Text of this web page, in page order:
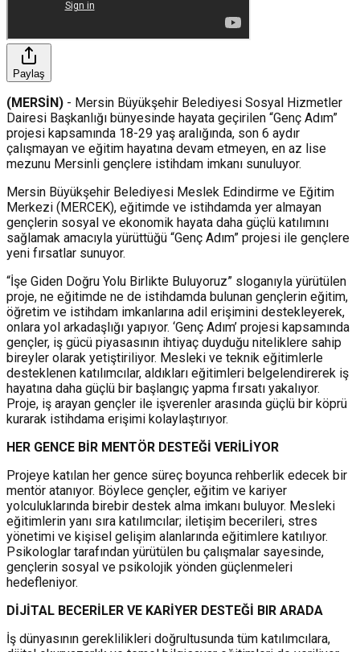
Paylaş
(MERSİN) - Mersin Büyükşehir Belediyesi Sosyal Hizmetler
Dairesi Başkanlığı bünyesinde hayata geçirilen “Genç Adım”
projesi kapsamında 18-29 yaş aralığında, son 6 aydır
çalışmayan ve eğitim hayatına devam etmeyen, en az lise
mezunu Mersinli gençlere istihdam imkanı sunuluyor.
Mersin Büyükşehir Belediyesi Meslek Edindirme ve Eğitim
Merkezi (MERCEK), eğitimde ve istihdamda yer almayan
gençlerin sosyal ve ekonomik hayata daha güçlü katılımını
sağlamak amacıyla yürüttüğü “Genç Adım” projesi ile gençlere
yeni fırsatlar sunuyor.
“İşe Giden Doğru Yolu Birlikte Buluyoruz” sloganıyla yürütülen
proje, ne eğitimde ne de istihdamda bulunan gençlerin eğitim,
öğretim ve istihdam imkanlarına adil erişimini destekleyerek,
onlara yol arkadaşlığı yapıyor. ‘Genç Adım’ projesi kapsamında
gençler, iş gücü piyasasının ihtiyaç duyduğu niteliklere sahip
bireyler olarak yetiştiriliyor. Mesleki ve teknik eğitimlerle
desteklenen katılımcılar, aldıkları eğitimleri belgelendirerek iş
hayatına daha güçlü bir başlangıç yapma fırsatı yakalıyor.
Proje, iş arayan gençler ile işverenler arasında güçlü bir köprü
kurarak istihdama erişimi kolaylaştırıyor.
HER GENCE BİR MENTÖR DESTEĞİ VERİLİYOR
Projeye katılan her gence süreç boyunca rehberlik edecek bir
mentör atanıyor. Böylece gençler, eğitim ve kariyer
yolculuklarında birebir destek alma imkanı buluyor. Mesleki
eğitimlerin yanı sıra katılımcılar; iletişim becerileri, stres
yönetimi ve kişisel gelişim alanlarında eğitimlere katılıyor.
Psikologlar tarafından yürütülen bu çalışmalar sayesinde,
gençlerin sosyal ve psikolojik yönden güçlenmeleri
hedefleniyor.
DİJİTAL BECERİLER VE KARİYER DESTEĞİ BIR ARADA
İş dünyasının gereklilikleri doğrultusunda tüm katılımcılara,